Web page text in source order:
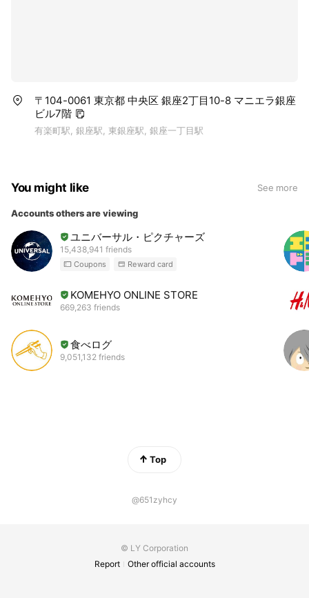
〒104-0061 東京都 中央区 銀座2丁目10-8 マニエラ銀座
ビル7階
有楽町駅, 銀座駅, 東銀座駅, 銀座一丁目駅
You might like See more
Accounts others are viewing
ユニバーサル・ピクチャーズ
15,438,941 friends
Coupons Reward card
KOMEHYO ONLINE STORE
669,263 friends
食べログ
9,051,132 friends
Top
@651zyhcy
© LY Corporation
Report
Other official accounts